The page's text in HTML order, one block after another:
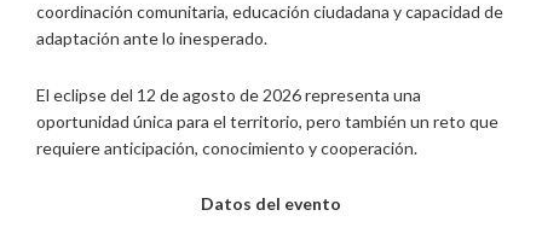
coordinación comunitaria, educación ciudadana y capacidad de
adaptación ante lo inesperado.
El eclipse del 12 de agosto de 2026 representa una
oportunidad única para el territorio, pero también un reto que
requiere anticipación, conocimiento y cooperación.
Datos del evento